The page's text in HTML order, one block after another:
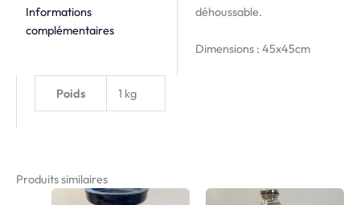
Informations
complémentaires
déhoussable.
Dimensions : 45x45cm
Poids 1 kg
Produits similaires